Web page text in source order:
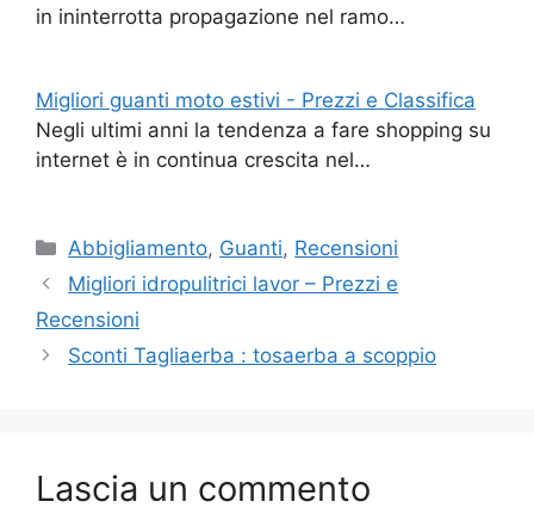
in ininterrotta propagazione nel ramo…
Migliori guanti moto estivi - Prezzi e Classifica
Negli ultimi anni la tendenza a fare shopping su
internet è in continua crescita nel…
Categorie
Abbigliamento, Guanti, Recensioni
Migliori idropulitrici lavor – Prezzi e
Recensioni
Sconti Tagliaerba : tosaerba a scoppio
Lascia un commento